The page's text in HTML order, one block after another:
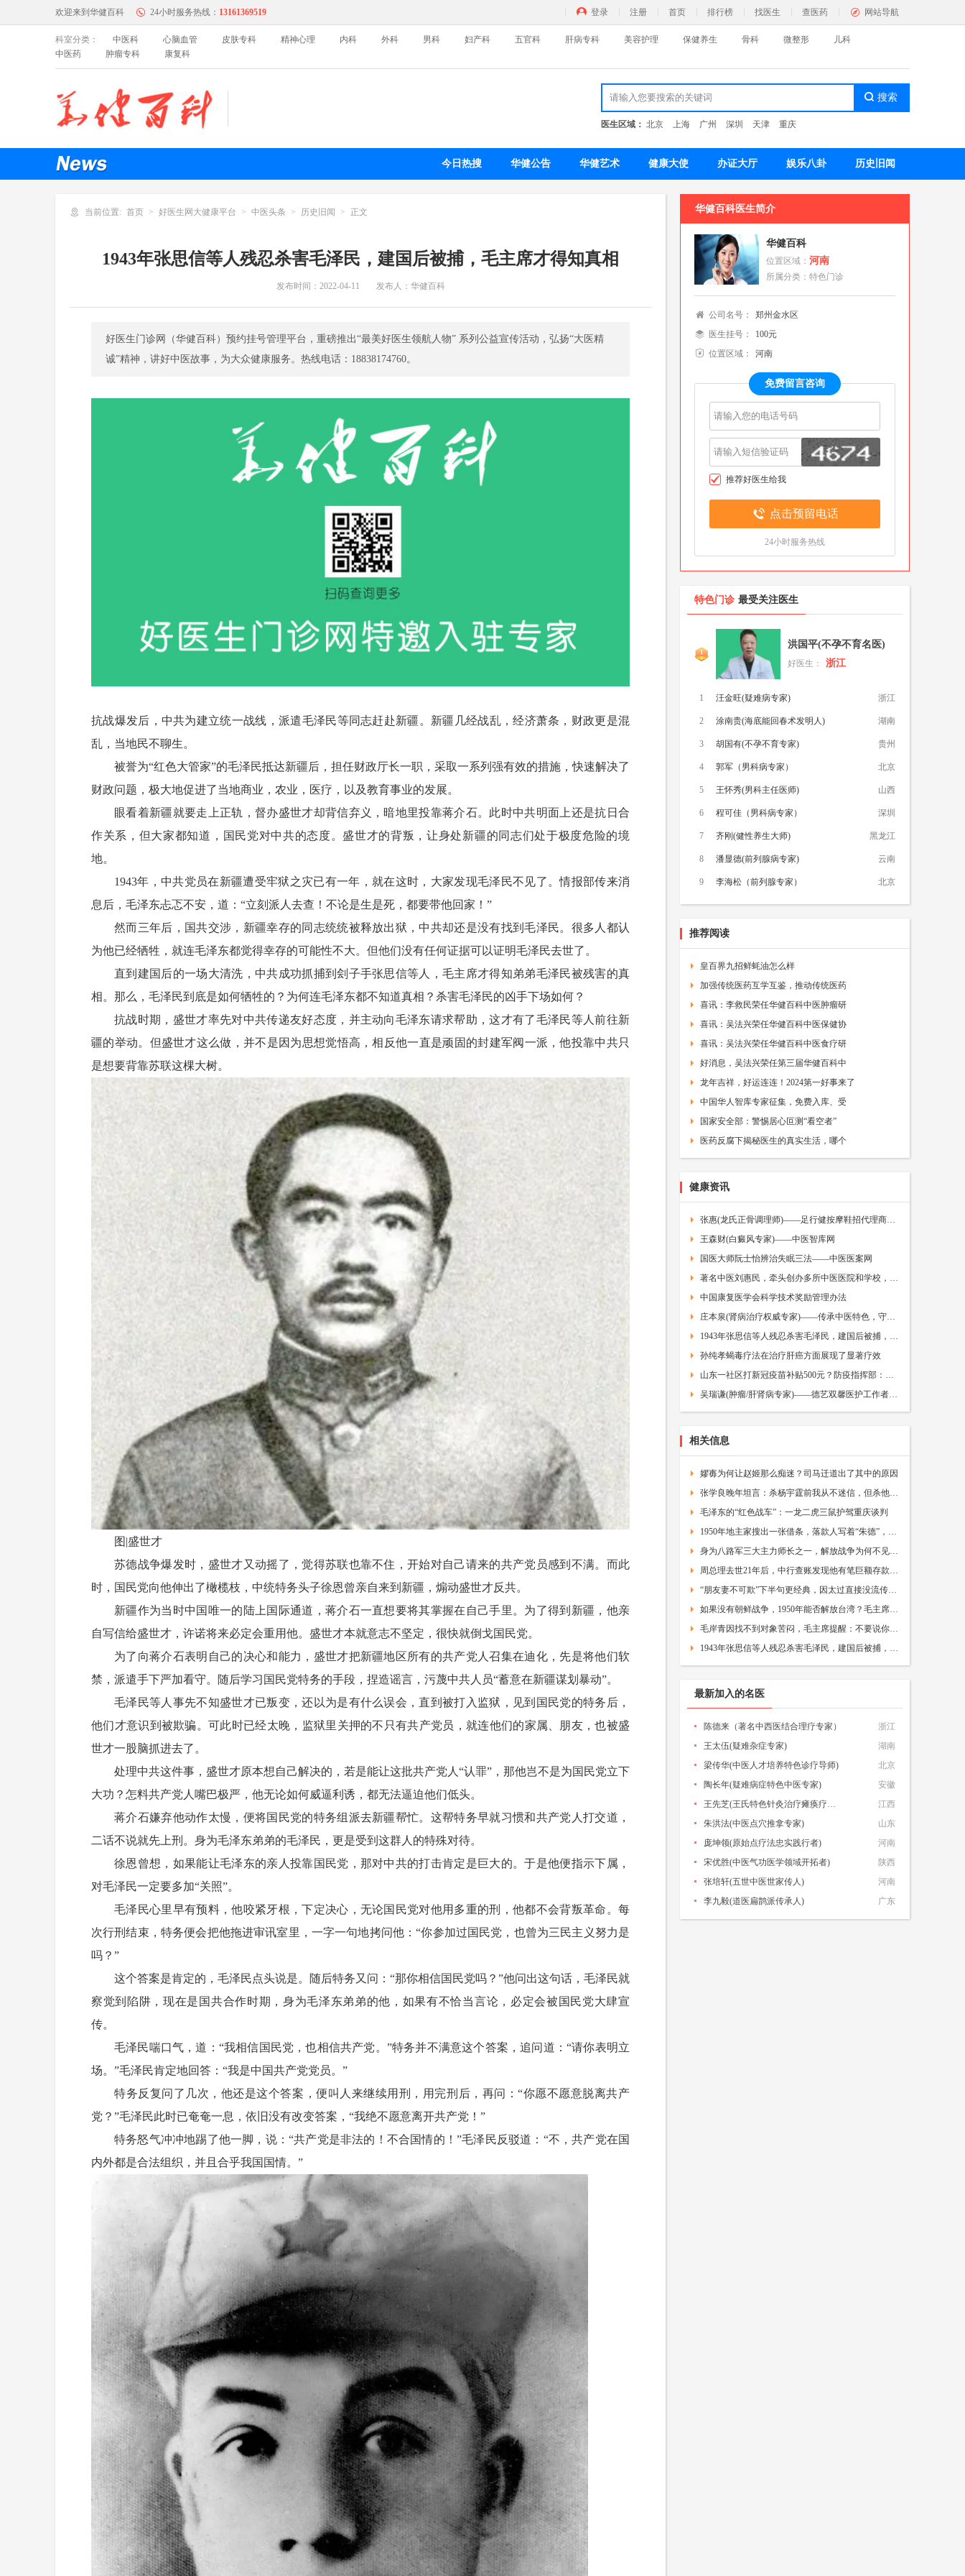
登录 注册 首页 排行榜 找医生 查医药 网站导航
中医科
特色门诊 名医百科 特色门诊 名医百科
精神心理
特色疗愈 名医百科
内科 外科
名医百科
五官科
保健养生 骨科
中医药
名医百科
肝病专科
特色门诊
欢迎来到华健百科 24小时服务热线： 13161369519
科室分类： 中医科 心脑血管 皮肤专科 精神心理 内科 外科 男科 妇产科 五官科 肝病专科 美容护理 保健养生 骨科 微整形
儿科
中医药
肿瘤专科 康复科
医生区域： 北京 上海 广州 深圳 天津 重庆
今日热搜 华健公告 华健艺术 健康大使 办证大厅 娱乐八卦 历史旧闻
当前位置: 首页 好医生网大健康平台 中医头条 历史旧闻 正文
1943年张思信等人残忍杀害毛泽民，建国后被捕，毛主席才得知真相
发布时间： 2022-04-11 发布人：华健百科
好医生门诊网（华健百科）预约挂号管理平台，重磅推出“最美好医生领航人物” 系列公益宣传活动，弘扬“大医精
诚”精神，讲好中医故事，为大众健康服务。热线电话：18838174760。
抗战爆发后，中共为建立统一战线，派遣毛泽民等同志赶赴新疆。新疆几经战乱，经济萧条，财政更是混
乱，当地民不聊生。
被誉为“红色大管家”的毛泽民抵达新疆后，担任财政厅长一职，采取一系列强有效的措施，快速解决了
财政问题，极大地促进了当地商业，农业，医疗，以及教育事业的发展。
眼看着新疆就要走上正轨，督办盛世才却背信弃义，暗地里投靠蒋介石。此时中共明面上还是抗日合
作关系，但大家都知道，国民党对中共的态度。盛世才的背叛，让身处新疆的同志们处于极度危险的境
地。
1943年，中共党员在新疆遭受牢狱之灾已有一年，就在这时，大家发现毛泽民不见了。情报部传来消
息后，毛泽东忐忑不安，道：“立刻派人去查！不论是生是死，都要带他回家！”
然而三年后，国共交涉，新疆幸存的同志统统被释放出狱，中共却还是没有找到毛泽民。很多人都认
为他已经牺牲，就连毛泽东都觉得幸存的可能性不大。但他们没有任何证据可以证明毛泽民去世了。
直到建国后的一场大清洗，中共成功抓捕到刽子手张思信等人，毛主席才得知弟弟毛泽民被残害的真
相。那么，毛泽民到底是如何牺牲的？为何连毛泽东都不知道真相？杀害毛泽民的凶手下场如何？
抗战时期，盛世才率先对中共传递友好态度，并主动向毛泽东请求帮助，这才有了毛泽民等人前往新
疆的举动。但盛世才这么做，并不是因为思想觉悟高，相反他一直是顽固的封建军阀一派，他投靠中共只
是想要背靠苏联这棵大树。
图|盛世才
苏德战争爆发时，盛世才又动摇了，觉得苏联也靠不住，开始对自己请来的共产党员感到不满。而此
时，国民党向他伸出了橄榄枝，中统特务头子徐恩曾亲自来到新疆，煽动盛世才反共。
新疆作为当时中国唯一的陆上国际通道，蒋介石一直想要将其掌握在自己手里。为了得到新疆，他亲
自写信给盛世才，许诺将来必定会重用他。盛世才本就意志不坚定，很快就倒戈国民党。
为了向蒋介石表明自己的决心和能力，盛世才把新疆地区所有的共产党人召集在迪化，先是将他们软
禁，派遣手下严加看守。随后学习国民党特务的手段，捏造谣言，污蔑中共人员“蓄意在新疆谋划暴动”。
毛泽民等人事先不知盛世才已叛变，还以为是有什么误会，直到被打入监狱，见到国民党的特务后，
他们才意识到被欺骗。可此时已经太晚，监狱里关押的不只有共产党员，就连他们的家属、朋友，也被盛
世才一股脑抓进去了。
处理中共这件事，盛世才原本想自己解决的，若是能让这批共产党人“认罪”，那他岂不是为国民党立下
大功？怎料共产党人嘴巴极严，他无论如何威逼利诱，都无法逼迫他们低头。
蒋介石嫌弃他动作太慢，便将国民党的特务组派去新疆帮忙。这帮特务早就习惯和共产党人打交道，
二话不说就先上刑。身为毛泽东弟弟的毛泽民，更是受到这群人的特殊对待。
徐恩曾想，如果能让毛泽东的亲人投靠国民党，那对中共的打击肯定是巨大的。于是他便指示下属，
对毛泽民一定要多加“关照”。
毛泽民心里早有预料，他咬紧牙根，下定决心，无论国民党对他用多重的刑，他都不会背叛革命。每
次行刑结束，特务便会把他拖进审讯室里，一字一句地拷问他：“你参加过国民党，也曾为三民主义努力是
吗？”
这个答案是肯定的，毛泽民点头说是。随后特务又问：“那你相信国民党吗？”他问出这句话，毛泽民就
察觉到陷阱，现在是国共合作时期，身为毛泽东弟弟的他，如果有不恰当言论，必定会被国民党大肆宣
传。
毛泽民喘口气，道：“我相信国民党，也相信共产党。”特务并不满意这个答案，追问道：“请你表明立
场。”毛泽民肯定地回答：“我是中国共产党党员。”
特务反复问了几次，他还是这个答案，便叫人来继续用刑，用完刑后，再问：“你愿不愿意脱离共产
党？”毛泽民此时已奄奄一息，依旧没有改变答案，“我绝不愿意离开共产党！”
特务怒气冲冲地踢了他一脚，说：“共产党是非法的！不合国情的！”毛泽民反驳道：“不，共产党在国
内外都是合法组织，并且合乎我国国情。”
华健百科医生简介
华健百科
位置区域： 河南
所属分类： 特色门诊
公司名号：
郑州金水区
医生挂号：
100元
位置区域：
河南
免费留言咨询
推荐好医生给我
点击预留电话
24小时服务热线
特色门诊 最受关注医生
洪国平(不孕不育名医)
好医生： 浙江
浙江
1 汪金旺(疑难病专家)
湖南
2 涂南贵(海底能回春术发明人)
贵州
3 胡国有(不孕不育专家)
北京
4 郭军（男科病专家）
山西
5 王怀秀(男科主任医师)
深圳
6 程可佳（男科病专家）
黑龙江
7 齐刚(健性养生大师)
云南
8 潘显德(前列腺病专家)
北京
9 李海松（前列腺专家）
推荐阅读
皇百界九招鲜蚝油怎么样
加强传统医药互学互鉴，推动传统医药
喜讯：李救民荣任华健百科中医肿瘤研
喜讯：吴法兴荣任华健百科中医保健协
喜讯：吴法兴荣任华健百科中医食疗研
好消息，吴法兴荣任第三届华健百科中
龙年吉祥，好运连连！2024第一好事来了
中国华人智库专家征集，免费入库、受
国家安全部：警惕居心叵测“看空者”
医药反腐下揭秘医生的真实生活，哪个
健康资讯
张惠(龙氏正骨调理师)——足行健按摩鞋招代理商——中医加盟网
王森财(白癜风专家)——中医智库网
国医大师阮士怡辨治失眠三法——中医医案网
著名中医刘惠民，牵头创办多所中医医院和学校，人称“人民医生”
中国康复医学会科学技术奖励管理办法
庄本泉(肾病治疗权威专家)——传承中医特色，守护百姓健康——中医智库网
1943年张思信等人残忍杀害毛泽民，建国后被捕，毛主席才得知真相
孙纯孝蝎毒疗法在治疗肝癌方面展现了显著疗效
山东一社区打新冠疫苗补贴500元？防疫指挥部：正调查
吴瑞谦(肿瘤/肝肾病专家)——德艺双馨医护工作者——中医故事网
相关信息
嫪毐为何让赵姬那么痴迷？司马迁道出了其中的原因
张学良晚年坦言：杀杨宇霆前我从不迷信，但杀他后我不得不信
毛泽东的“红色战车”：一龙二虎三鼠护驾重庆谈判
1950年地主家搜出一张借条，落款人写着“朱德”，朱德听说后：接他来北京
身为八路军三大主力师长之一，解放战争为何不见踪影
周总理去世21年后，中行查账发现他有笔巨额存款，调查结果感人
“朋友妻不可欺”下半句更经典，因太过直接没流传开，鲜有人知——中医访谈网
如果没有朝鲜战争，1950年能否解放台湾？毛主席的分析真绝了
毛岸青因找不到对象苦闷，毛主席提醒：不要说你是毛泽东的儿子嘛
1943年张思信等人残忍杀害毛泽民，建国后被捕，毛主席才得知真相
最新加入的名医
浙江
陈德来（著名中西医结合理疗专家）
湖南
王太伍(疑难杂症专家)
北京
梁传华(中医人才培养特色诊疗导师)
安徽
陶长年‌(疑难病症特色中医专家)
江西
王先芝(王氏特色针灸治疗瘫痪疗法创始人)
山东
朱洪法(中医点穴推拿专家)
河南
庞坤领(原始点疗法忠实践行者)
陕西
宋优胜(中医气功医学领域开拓者)
河南
张培轩(五世中医世家传人)
广东
李九毅(道医扁鹊派传承人)